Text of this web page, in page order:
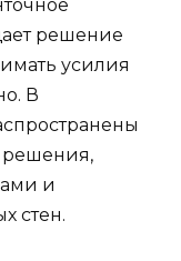
решение
усилия
В
решения,
и
стен.